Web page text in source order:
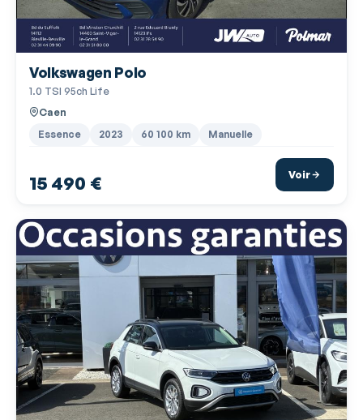
Ecran multifonction couleur
Ecran tactile
ESP
Filtre à Pollen
Fixations Isofix aux places arrières
Fonction MP3
Freinage automatique d'urgence
Frein à main en cuir
Gris Ascot
Interface Media
Jantes Alu
Kit mains-libres Bluetooth
Volkswagen Polo
1.0 TSI 95ch Life
Caen
Essence 2023 60 100 km Manuelle
15 490 € Voir